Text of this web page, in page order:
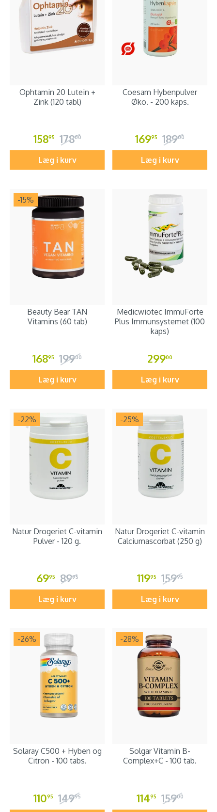
Ophtamin 20 Lutein +
Zink (120 tabl)
15895 17800
Læg i kurv
Coesam Hybenpulver
Øko. - 200 kaps.
16995 18900
Læg i kurv
-15%
Beauty Bear TAN
Vitamins (60 tab)
16895 19900
Læg i kurv
Medicwiotec ImmuForte
Plus Immunsystemet (100
kaps)
29900
Læg i kurv
-22%
Natur Drogeriet C-vitamin
Pulver - 120 g.
6995 8995
Læg i kurv
-25%
Natur Drogeriet C-vitamin
Calciumascorbat (250 g)
11995 15995
Læg i kurv
-26%
Solaray C500 + Hyben og
Citron - 100 tabs.
11095 14995
-28%
Solgar Vitamin B-
Complex+C - 100 tab.
11495 15900